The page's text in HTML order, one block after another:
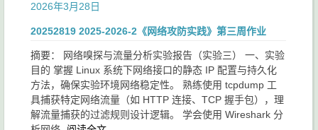
2026年3月28日
20252819 2025-2026-2《网络攻防实践》第三周作业
摘要： 网络嗅探与流量分析实验报告（实验三） 一、实验
目的 掌握 Linux 系统下网络接口的静态 IP 配置与持久化
方法，确保实验环境网络稳定性。 熟练使用 tcpdump 工
具捕获特定网络流量（如 HTTP 连接、TCP 握手包），理
解流量捕获的过滤规则设计逻辑。 学会使用 Wireshark 分